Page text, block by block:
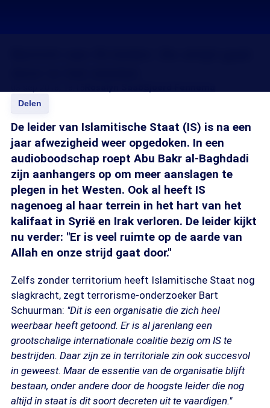
Delen
De leider van Islamitische Staat (IS) is na een
jaar afwezigheid weer opgedoken. In een
audioboodschap roept Abu Bakr al-Baghdadi
zijn aanhangers op om meer aanslagen te
plegen in het Westen. Ook al heeft IS
nagenoeg al haar terrein in het hart van het
kalifaat in Syrië en Irak verloren. De leider kijkt
nu verder: "Er is veel ruimte op de aarde van
Allah en onze strijd gaat door."
Zelfs zonder territorium heeft Islamitische Staat nog
slagkracht, zegt terrorisme-onderzoeker Bart
Schuurman: "Dit is een organisatie die zich heel
weerbaar heeft getoond. Er is al jarenlang een
grootschalige internationale coalitie bezig om IS te
bestrijden. Daar zijn ze in territoriale zin ook succesvol
in geweest. Maar de essentie van de organisatie blijft
bestaan, onder andere door de hoogste leider die nog
altijd in staat is dit soort decreten uit te vaardigen."